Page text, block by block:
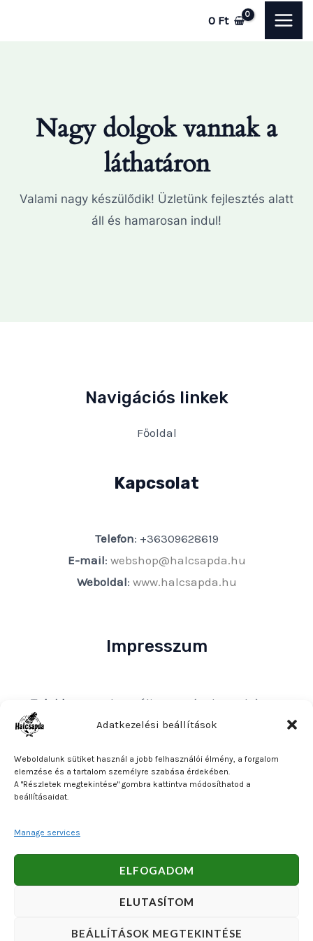
Adatkezelési beállítások
Weboldalunk sütiket használ a jobb felhasználói élmény, a forgalom
elemzése és a tartalom személyre szabása érdekében.
A "Részletek megtekintése" gombra kattintva módosíthatod a
beállításaidat.
Manage services
ELFOGADOM
ELUTASÍTOM
BEÁLLÍTÁSOK MEGTEKINTÉSE
0 Ft
Nagy dolgok vannak a
láthatáron
Valami nagy készülődik! Üzletünk fejlesztés alatt
áll és hamarosan indul!
Navigációs linkek
Főoldal
Kapcsolat
Telefon: +36309628619
E-mail: webshop@halcsapda.hu
Weboldal: www.halcsapda.hu
Impresszum
Tulajdonos
: Bakos Bálint E. V. (Halcsapda)
Székhely és postacím: 2890 Tata, Nyárfa u. 7.
Közösségi adószám: HU90921379
Bankszámlaszám: OTP Bank 11740047-27102600
by Bakos Bálint E. V. (Halcsapda).